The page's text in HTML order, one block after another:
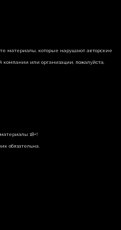
материалы, которые нарушают авторские
или организации, пожалуйста,
18+!
обязательна.